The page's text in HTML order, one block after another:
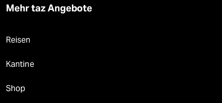
Mehr taz Angebote
Reisen
Kantine
Shop